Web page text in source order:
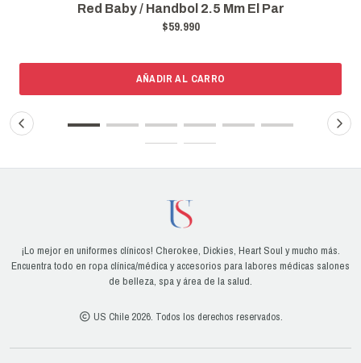
Red Baby / Handbol 2.5 Mm El Par
$59.990
AÑADIR AL CARRO
¡Lo mejor en uniformes clínicos! Cherokee, Dickies, Heart Soul y mucho más.
Encuentra todo en ropa clínica/médica y accesorios para labores médicas salones
de belleza, spa y área de la salud.
US Chile 2026. Todos los derechos reservados.